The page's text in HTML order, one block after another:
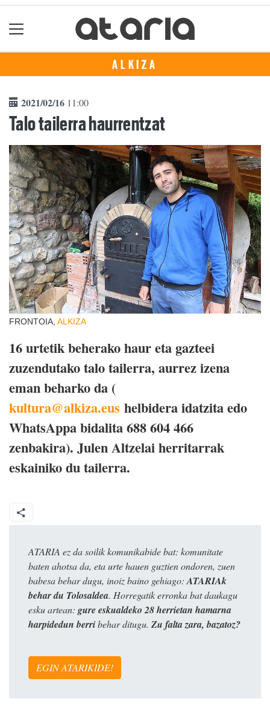
ALKIZA
2021/02/16 11:00
Talo tailerra haurrentzat
FRONTOIA, ALKIZA
16 urtetik beherako haur eta gazteei
zuzendutako talo tailerra, aurrez izena
eman beharko da (
kultura@alkiza.eus helbidera idatzita edo
WhatsAppa bidalita 688 604 466
zenbakira). Julen Altzelai herritarrak
eskainiko du tailerra.
ATARIA ez da soilik komunikabide bat: komunitate
baten ahotsa da, eta urte hauen guztien ondoren, zuen
babesa behar dugu, inoiz baino gehiago: ATARIAk
behar du Tolosaldea. Horregatik erronka bat daukagu
esku artean: gure eskualdeko 28 herrietan hamarna
harpidedun berribehar ditugu. Zu falta zara, bazatoz?
EGIN ATARIKIDE!